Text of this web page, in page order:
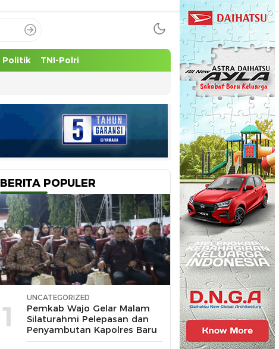
Politik TNI-Polri
BERITA POPULER
1
UNCATEGORIZED
Pemkab Wajo Gelar Malam
Silaturahmi Pelepasan dan
Penyambutan Kapolres Baru